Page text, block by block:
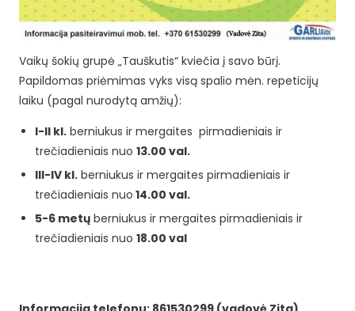
Vaikų šokių grupė „Tauškutis“ kviečia į savo būrį.
Papildomas priėmimas vyks visą spalio mėn. repeticijų
laiku (pagal nurodytą amžių):
I-II kl.berniukus ir mergaites pirmadieniais ir
trečiadieniais nuo 13.00 val.
III-IV kl.berniukus ir mergaites pirmadieniais ir
trečiadieniais nuo 14.00 val.
5-6 metųberniukus ir mergaites pirmadieniais ir
trečiadieniais nuo 18.00 val